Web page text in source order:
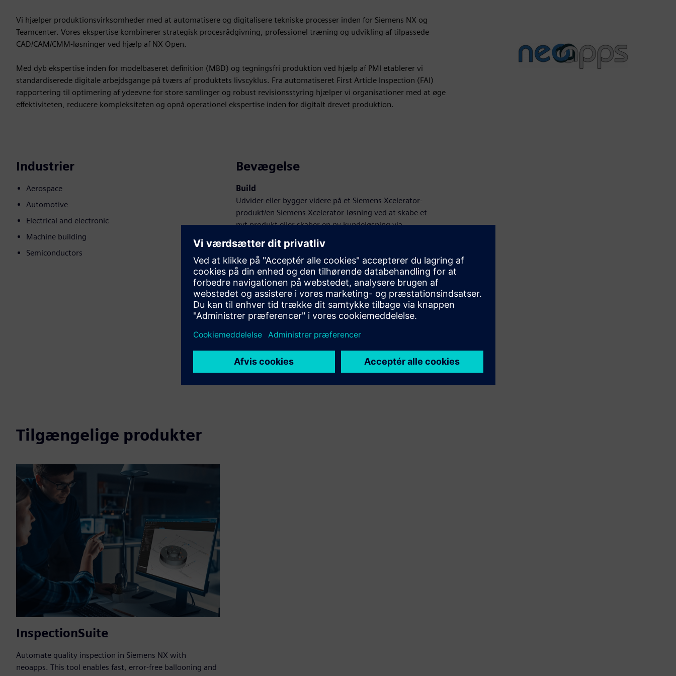
Vi hjælper produktionsvirksomheder med at automatisere og digitalisere tekniske processer inden for Siemens NX og
Teamcenter. Vores ekspertise kombinerer strategisk procesrådgivning, professionel træning og udvikling af tilpassede
CAD/CAM/CMM-løsninger ved hjælp af NX Open.
Med dyb ekspertise inden for modelbaseret definition (MBD) og tegningsfri produktion ved hjælp af PMI etablerer vi
standardiserede digitale arbejdsgange på tværs af produktets livscyklus. Fra automatiseret First Article Inspection (FAI)
rapportering til optimering af ydeevne for store samlinger og robust revisionsstyring hjælper vi organisationer med at øge
effektiviteten, reducere kompleksiteten og opnå operationel ekspertise inden for digitalt drevet produktion.
Industrier
Aerospace
Automotive
Electrical and electronic
Machine building
Semiconductors
Bevægelse
Build
Udvider eller bygger videre på et Siemens Xcelerator-
produkt/en Siemens Xcelerator-løsning ved at skabe et
nyt produkt eller skaber en ny kundeløsning via
integration af Siemens Xcelerator-produktet og sit eget
produkt
Sell
Videresalg/samsalg af software og digitalt aktiveret
hardware på Siemens Xcelerator
Service
Leverer en service til et Siemens Xcelerator-produkt/en
implementere, integrere, betjene eller vedligeholde det
Tilgængelige produkter
InspectionSuite
Automate quality inspection in Siemens NX with
neoapps. This tool enables fast, error-free ballooning and